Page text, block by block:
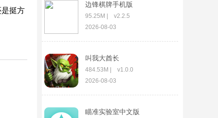
挺方
边锋棋牌手机版
95.25M | v2.2.5
2026-08-03
叫我大酋长
484.53M | v1.0.0
2026-08-03
瞄准实验室中文版